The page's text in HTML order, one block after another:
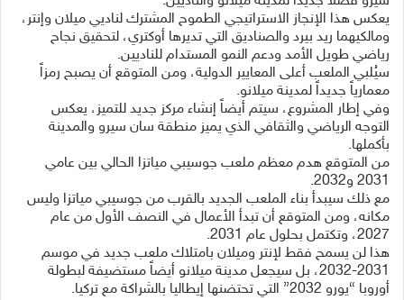
‎يعكس هذا الإنجاز الاستراتيجي الطموح المشترك لناديي ميلان وإنتر،
ومالكيهما ريد بيرد والصناديق التي تديرها أوكتري، لتحقيق نجاح
رياضي طويل الأمد ودعم النمو المستدام للناديين.
‎سيُلبي الملعب أعلى المعايير الدولية، ومن المتوقع أن يصبح رمزاً
معمارياً جديداً لمدينة ميلانو.
‎وفي إطار المشروع، سيتم أيضاً إنشاء مركز جديد للتميز، يعكس
التوجه الرياضي والثقافي الذي يميز منطقة سان سيرو والمدينة
بأكملها.
‎من المتوقع هدم معظم ملعب جوسيبي مياتزا الحالي بين عامي
2031 و2032.
‎مع ذلك سيبدأ بناء الملعب الجديد بالقرب من جوسيبي مياتزا وليس
مكانه، ومن المتوقع أن تبدأ الأعمال في النصف الأول من عام
2027، وتكتمل بحلول عام 2031.
‎هذا لن يسمح فقط لإنتر وميلان بامتلاك ملعب جديد في موسم
2031-2032، بل سيجعل مدينة ميلانو أيضاً مستضيفة لبطولة
أوروبا “يورو 2032” التي تحتضنها إيطاليا بالشراكة مع تركيا.